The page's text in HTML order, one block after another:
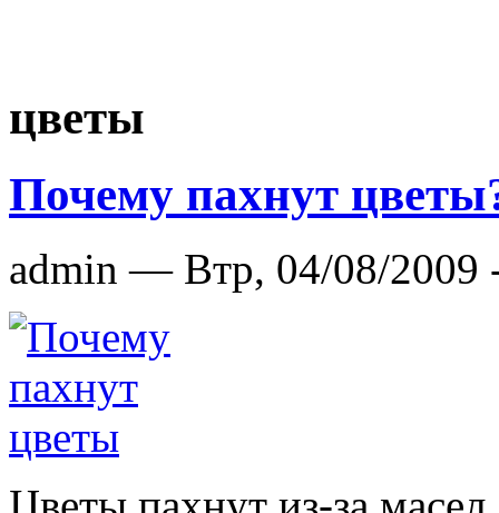
цветы
Почему пахнут
admin — Втр, 04/08/2009